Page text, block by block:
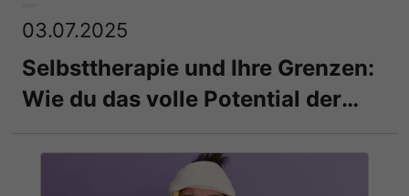
03.07.2025
Selbsttherapie und Ihre Grenzen:
Wie du das volle Potential der